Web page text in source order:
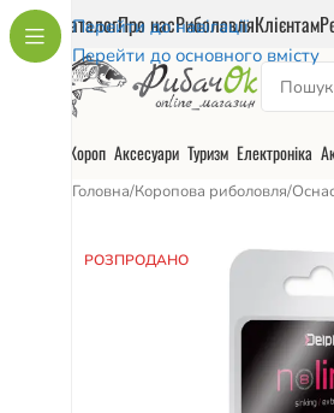
Перейти до навігації
Перейти до основного вмісту
КаталогПро насРиболовляКлієнтам
Короп Аксесуари Туризм Електроніка
Головна/Коропова риболовля/
РОЗПРОДАНО